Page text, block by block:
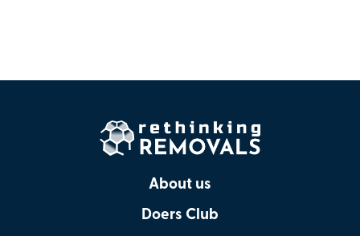
About us
Doers Club